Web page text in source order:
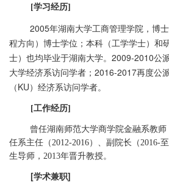
[学习经历]
2005年湖南大学工商管理学院，博
程方向）博士学位；本科（工学学士）和
士）也均毕业于湖南大学。2009-2010公
大学经济系访问学者；2016-2017再度公
（KU）经济系访问学者。
[工作经历]
曾任湖南师范大学商学院金融系教师
任系主任（2012-2016）、副院长（2016-
生导师， 2013年晋升教授。
[学术兼职]